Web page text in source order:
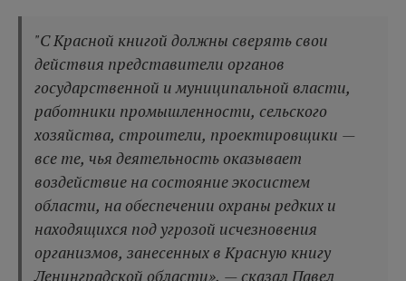
"С Красной книгой должны сверять свои
действия представители органов
государственной и муниципальной власти,
работники промышленности, сельского
хозяйства, строители, проектировщики —
все те, чья деятельность оказывает
воздействие на состояние экосистем
области, на обеспечении охраны редких и
находящихся под угрозой исчезновения
организмов, занесенных в Красную книгу
Ленинградской области», — сказал Павел